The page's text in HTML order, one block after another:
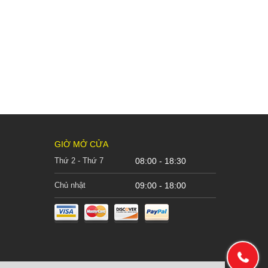
GIỜ MỞ CỬA
Thứ 2 - Thứ 7 08:00 - 18:30
Chủ nhật 09:00 - 18:00